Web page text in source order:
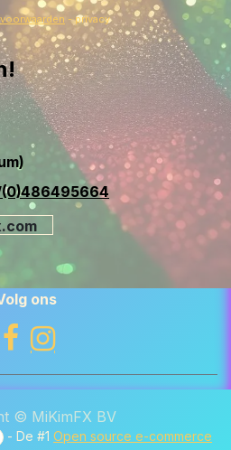
- privacy
(0)486495664
ons
© MiKimFX BV
- De #1Open source e-commerce